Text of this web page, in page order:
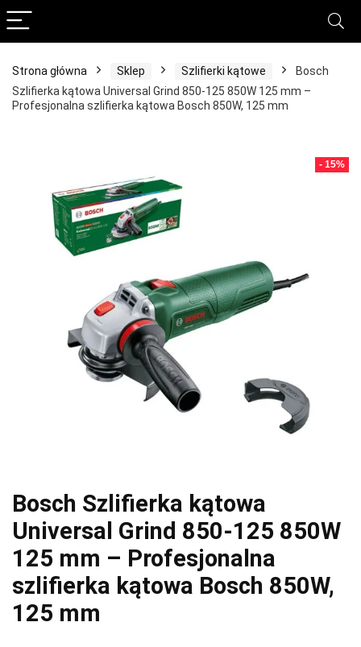
Strona główna Sklep Szlifierki kątowe
Bosch
Szlifierka kątowa Universal Grind 850-125 850W 125 mm –
Profesjonalna szlifierka kątowa Bosch 850W, 125 mm
- 15%
Bosch Szlifierka kątowa
Universal Grind 850-125 850W
125 mm – Profesjonalna
szlifierka kątowa Bosch 850W,
125 mm